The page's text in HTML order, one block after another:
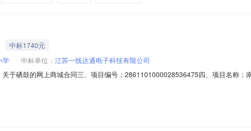
中标1740元
学 中标单位： 江苏一线达通电子科技有限公司
于硒鼓的网上商城合同三、项目编号：2861101000028536475四、项目名称：
主体信息1.主要标的信息：主要标的名称：理想（RISO）S-8113C黑油墨（适用